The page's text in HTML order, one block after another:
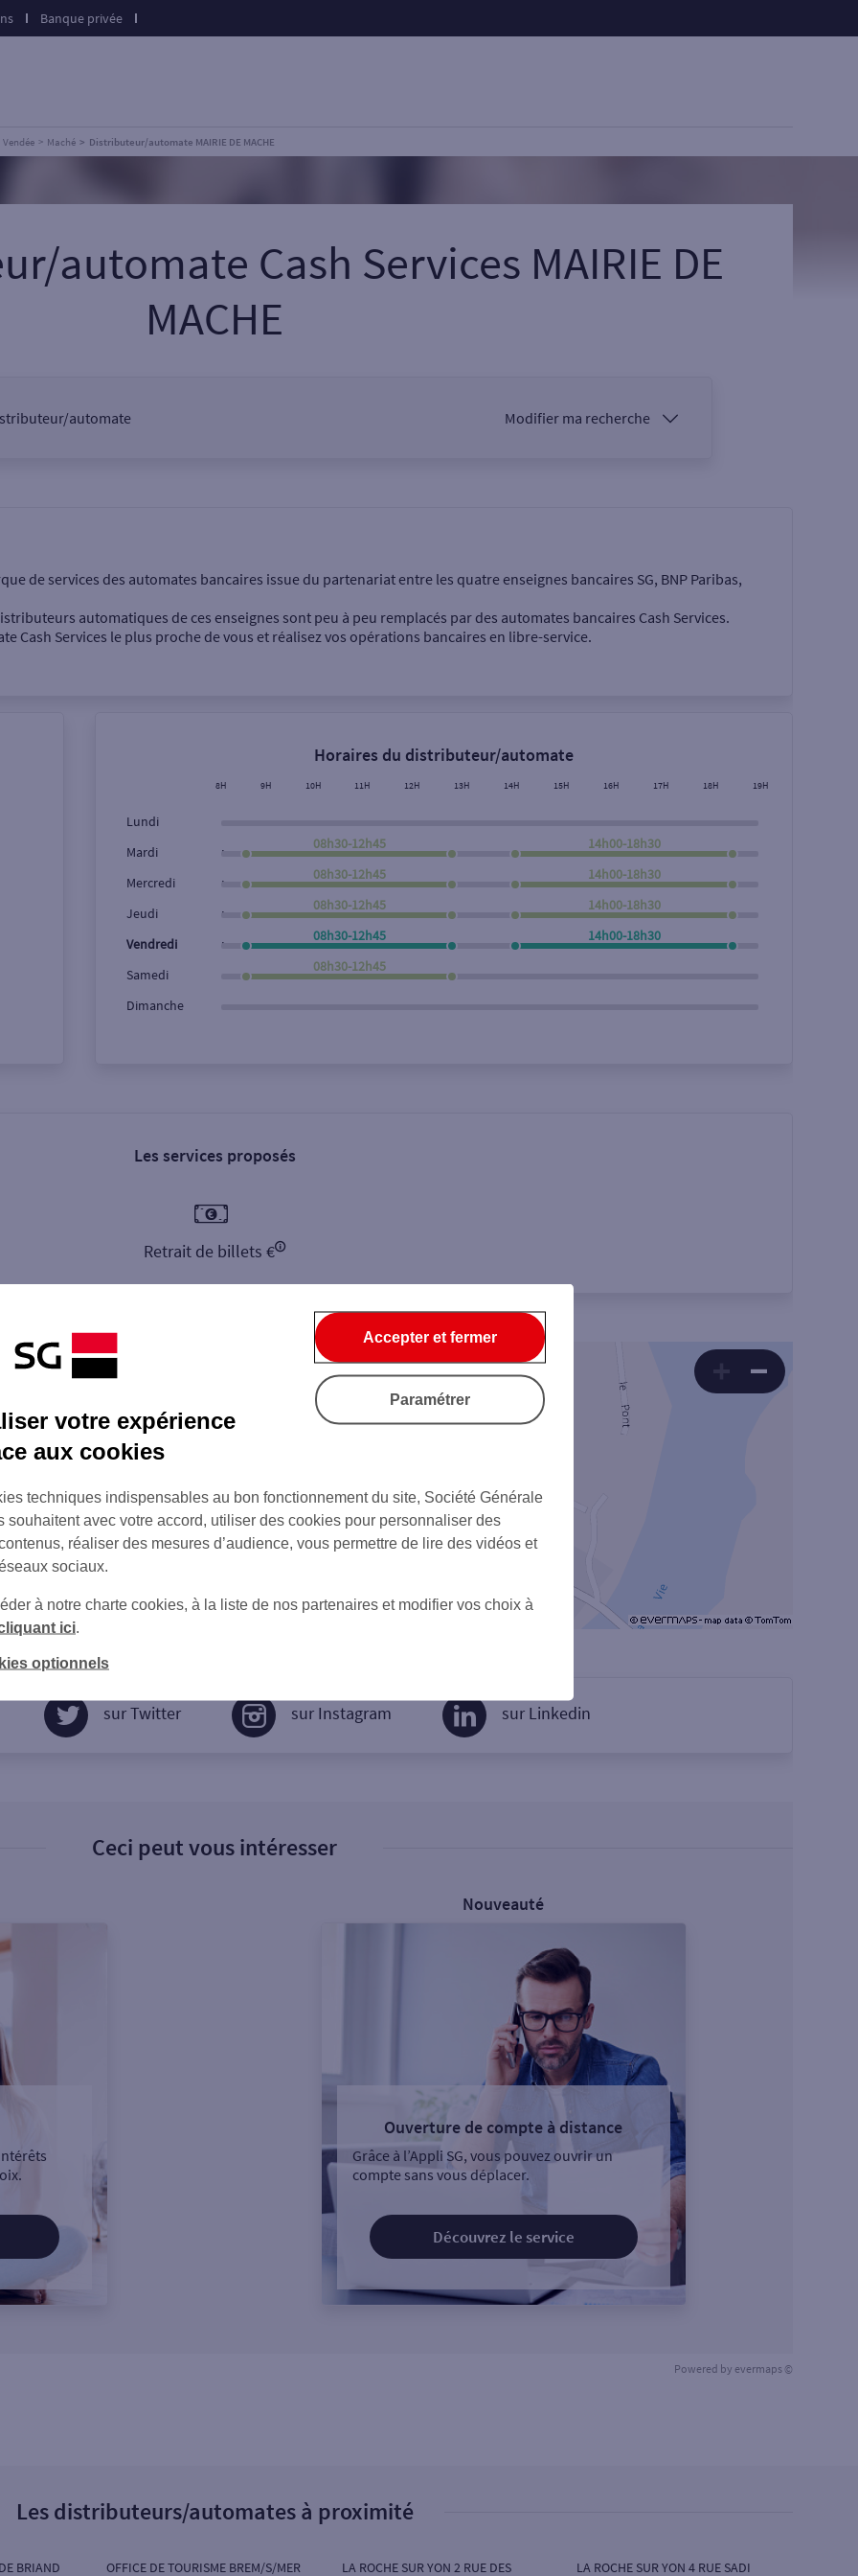
Banque privée
Vendée Maché Distributeur/automate MAIRIE DE MACHE
automate Cash Services MAIRIE DE
MACHE
automate Modifier ma recherche
Retrait de monnaie €
Rue Rechercher
de services des automates bancaires issue du partenariat entre les quatre enseignes bancaires SG, BNP Paribas,
automatiques de ces enseignes sont peu à peu remplacés par des automates bancaires Cash Services.
Cash Services le plus proche de vous et réalisez vos opérations bancaires en libre-service.
Horaires du distributeur/automate
8H 9H 10H 11H 12H 13H 14H 15H 16H 17H 18H 19H
Lundi
Mardi
08h30-12h45
, 14h00-18h30
Mercredi
08h30-12h45
, 14h00-18h30
Jeudi
08h30-12h45
, 14h00-18h30
Vendredi
08h30-12h45
, 14h00-18h30
Samedi
08h30-12h45
Dimanche
Les services proposés
Retrait de billets €
sur Twitter sur Instagram sur Linkedin
Ceci peut vous intéresser
Nouveauté
Ouverture de compte à distance
Grâce à l’Appli SG, vous pouvez ouvrir un
compte sans vous déplacer.
Découvrez le service
Powered by evermaps ©
Les distributeurs/automates à proximité
BRIAND OFFICE DE TOURISME BREM/S/MER LA ROCHE SUR YON 2 RUE DES LA ROCHE SUR YON 4 RUE SADI
votre expérience
aux cookies
techniques indispensables au bon fonctionnement du site, Société Générale
souhaitent avec votre accord, utiliser des cookies pour personnaliser des
réaliser des mesures d’audience, vous permettre de lire des vidéos et
sociaux.
à notre charte cookies, à la liste de nos partenaires et modifier vos choix à
ici
optionnels
Accepter et fermer
Paramétrer